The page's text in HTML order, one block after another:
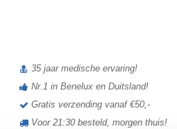
35 jaar medische ervaring!
Nr.1 in Benelux en Duitsland!
Gratis verzending vanaf €50,-
Voor 21:30 besteld, morgen thuis!